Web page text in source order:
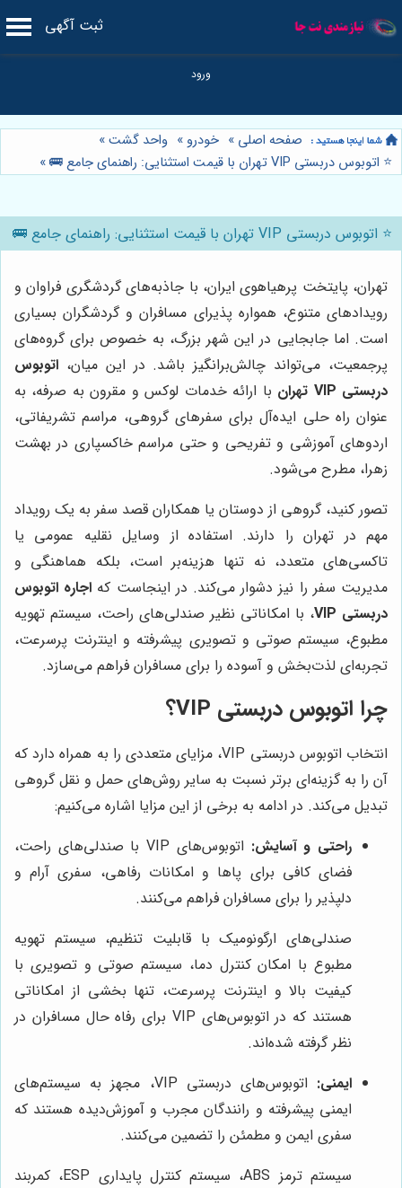
ثبت آگهی
صفحه اصلی » خودرو » واحد گشت»
⭐️ اتوبوس دربستی VIP تهران با قیمت استثنایی: راهنمای جامع 🚌
»
⭐️ اتوبوس دربستی VIP تهران با قیمت استثنایی: راهنمای جامع 🚌
تهران، پایتخت پرهیاهوی ایران، با جاذبه‌های گردشگری فراوان و
رویدادهای متنوع، همواره پذیرای مسافران و گردشگران بسیاری
است. اما جابجایی در این شهر بزرگ، به خصوص برای گروه‌های
پرجمعیت، می‌تواند چالش‌برانگیز باشد. در این میان، اتوبوس
دربستی VIP تهران
با ارائه خدمات لوکس و مقرون به صرفه، به
عنوان راه حلی ایده‌آل برای سفرهای گروهی، مراسم تشریفاتی،
اردوهای آموزشی و تفریحی و حتی مراسم خاکسپاری در بهشت
زهرا، مطرح می‌شود.
تصور کنید، گروهی از دوستان یا همکاران قصد سفر به یک رویداد
مهم در تهران را دارند. استفاده از وسایل نقلیه عمومی یا
تاکسی‌های متعدد، نه تنها هزینه‌بر است، بلکه هماهنگی و
مدیریت سفر را نیز دشوار می‌کند. در اینجاست که اجاره اتوبوس
دربستی VIP
، با امکاناتی نظیر صندلی‌های راحت، سیستم تهویه
مطبوع، سیستم صوتی و تصویری پیشرفته و اینترنت پرسرعت،
تجربه‌ای لذت‌بخش و آسوده را برای مسافران فراهم می‌سازد.
چرا اتوبوس دربستی VIP؟
انتخاب اتوبوس دربستی VIP، مزایای متعددی را به همراه دارد که
آن را به گزینه‌ای برتر نسبت به سایر روش‌های حمل و نقل گروهی
تبدیل می‌کند. در ادامه به برخی از این مزایا اشاره می‌کنیم:
راحتی و آسایش:
اتوبوس‌های VIP با صندلی‌های راحت،
فضای کافی برای پاها و امکانات رفاهی، سفری آرام و
دلپذیر را برای مسافران فراهم می‌کنند.
صندلی‌های ارگونومیک با قابلیت تنظیم، سیستم تهویه
مطبوع با امکان کنترل دما، سیستم صوتی و تصویری با
کیفیت بالا و اینترنت پرسرعت، تنها بخشی از امکاناتی
هستند که در اتوبوس‌های VIP برای رفاه حال مسافران در
نظر گرفته شده‌اند.
ایمنی:
اتوبوس‌های دربستی VIP، مجهز به سیستم‌های
ایمنی پیشرفته و رانندگان مجرب و آموزش‌دیده هستند که
سفری ایمن و مطمئن را تضمین می‌کنند.
سیستم ترمز ABS، سیستم کنترل پایداری ESP، کمربند